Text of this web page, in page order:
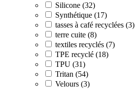
Silicone (32)
Synthétique (17)
tasses à café recyclées (3)
terre cuite (8)
textiles recyclés (7)
TPE recyclé (18)
TPU (31)
Tritan (54)
Velours (3)